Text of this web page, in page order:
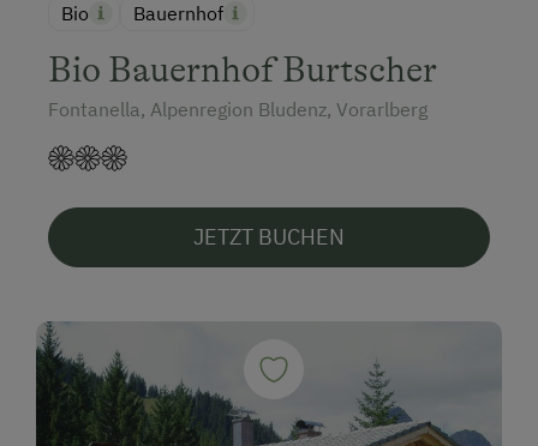
Bio Bauernhof
Bio Bauernhof Burtscher
Fontanella, Alpenregion Bludenz, Vorarlberg
JETZT BUCHEN